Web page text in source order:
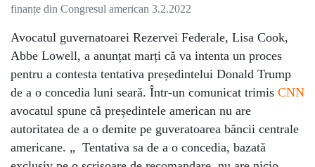
finanțe din Congresul american 3.2.2022
Avocatul guvernatoarei Rezervei Federale, Lisa Cook,
Abbe Lowell, a anunțat marți că va intenta un proces
pentru a contesta tentativa președintelui Donald Trump
de a o concedia luni seară. Într-un comunicat trimis CNN
avocatul spune că președintele american nu are
autoritatea de a o demite pe guveratoarea băncii centrale
americane. „ Tentativa sa de a o concedia, bazată